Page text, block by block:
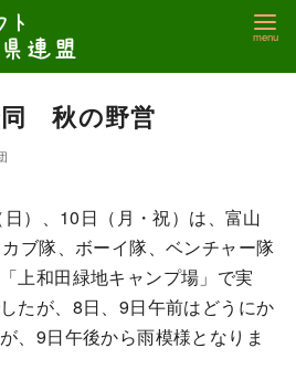
同 秋の野営
）、10日（月・祝）は、富山
ブ隊、ボーイ隊、ベンチャー隊
上和田緑地キャンプ場」で実
たが、8日、9日午前はどうにか
、9日午後から雨模様となりま